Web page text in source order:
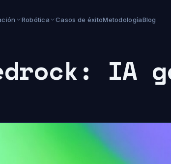
Robótica Casos de éxitoMetodologíaBlog
IA